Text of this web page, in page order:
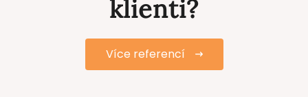
klienti?
Více referencí